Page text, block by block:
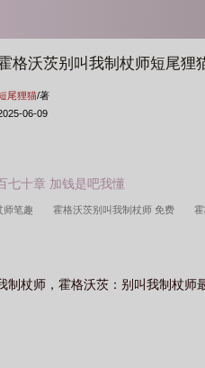
格沃茨别叫我制杖师短尾狸
尾狸猫/著
06-09
七十章 加钱是吧我懂
师笔趣 霍格沃茨别叫我制杖师 免费
制杖师，霍格沃茨：别叫我制杖